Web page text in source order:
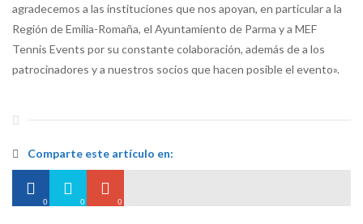
agradecemos a las instituciones que nos apoyan, en particular a la
Región de Emilia-Romaña, el Ayuntamiento de Parma y a MEF
Tennis Events por su constante colaboración, además de a los
patrocinadores y a nuestros socios que hacen posible el evento».
Comparte este artículo en:
0 0 0